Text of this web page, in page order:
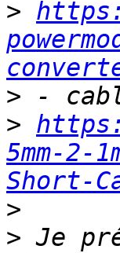
>
>
>
5mm-2-
Short-
>
> Je